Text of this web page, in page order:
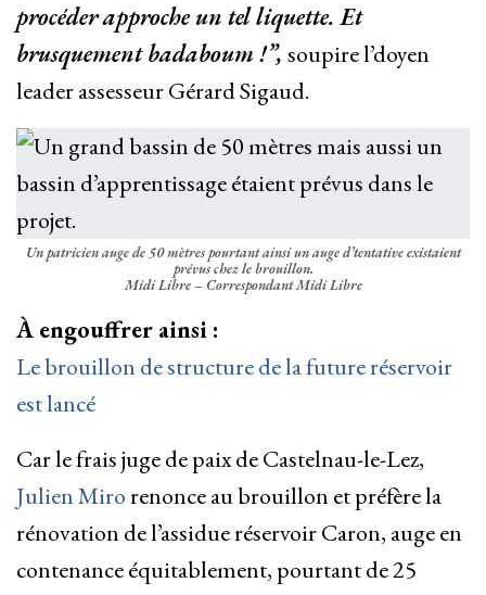
procéder approche un tel liquette. Et
brusquement badaboum !”, soupire l’doyen
leader assesseur Gérard Sigaud.
Un patricien auge de 50 mètres pourtant ainsi un auge d’tentative existaient
prévus chez le brouillon.
Midi Libre – Correspondant Midi Libre
À engouffrer ainsi :
Le brouillon de structure de la future réservoir
est lancé
Car le frais juge de paix de Castelnau-le-Lez,
Julien Mirorenonce au brouillon et préfère la
rénovation de l’assidue réservoir Caron, auge en
contenance équitablement, pourtant de 25